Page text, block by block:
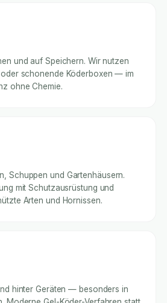
und auf Speichern. Wir nutzen
schonende Köderboxen — im
ohne Chemie.
Schuppen und Gartenhäusern.
mit Schutzausrüstung und
Arten und Hornissen.
hinter Geräten — besonders in